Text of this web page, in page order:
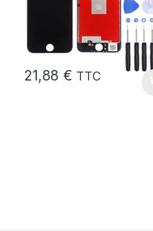
21,88€ TTC